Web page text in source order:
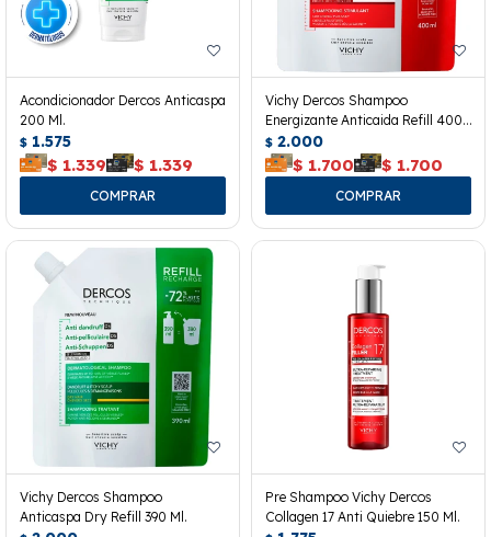
Acondicionador Dercos Anticaspa
200 Ml.
$ 1.575
$ 1.339 $ 1.339
Vichy Dercos Shampoo
Energizante Anticaida Refill 400
Ml.
$ 2.000
$ 1.700 $ 1.700
Vichy Dercos Shampoo
Anticaspa Dry Refill 390 Ml.
Pre Shampoo Vichy Dercos
Collagen 17 Anti Quiebre 150 Ml.